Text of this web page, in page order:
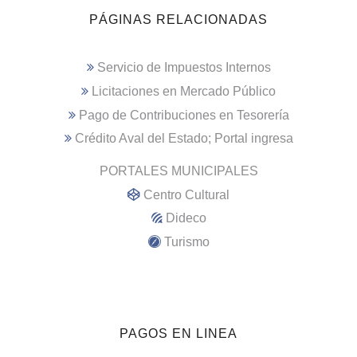
PÁGINAS RELACIONADAS
Servicio de Impuestos Internos
Licitaciones en Mercado Público
Pago de Contribuciones en Tesorería
Crédito Aval del Estado; Portal ingresa
PORTALES MUNICIPALES
Centro Cultural
Dideco
Turismo
PAGOS EN LINEA